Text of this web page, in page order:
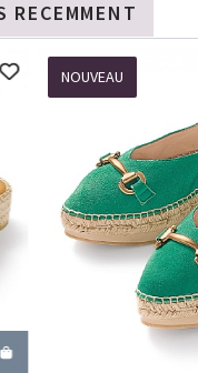
RECEMMENT
NOUVEAU